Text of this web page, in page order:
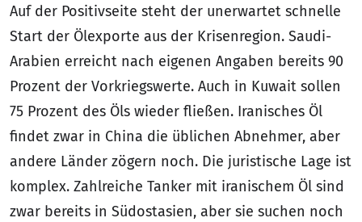
Auf der Positivseite steht der unerwartet schnelle
Start der Ölexporte aus der Krisenregion. Saudi-
Arabien erreicht nach eigenen Angaben bereits 90
Prozent der Vorkriegswerte. Auch in Kuwait sollen
75 Prozent des Öls wieder fließen. Iranisches Öl
findet zwar in China die üblichen Abnehmer, aber
andere Länder zögern noch. Die juristische Lage ist
komplex. Zahlreiche Tanker mit iranischem Öl sind
zwar bereits in Südostasien, aber sie suchen noch